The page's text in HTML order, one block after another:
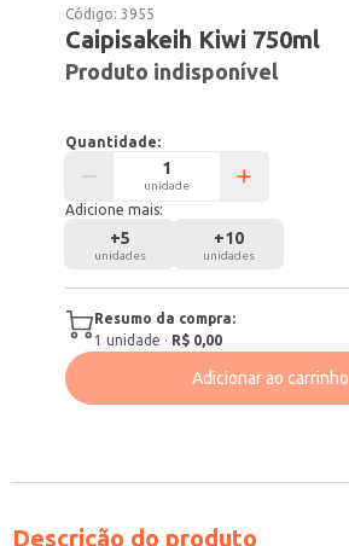
Código:3955
Caipisakeih Kiwi 750ml
Produto indisponível
Quantidade:
unidade
Adicione mais:
+5
unidades
+10
unidades
Resumo da compra:
1 unidade · R$ 0,00
Adicionar ao carrinho
Descrição do produto